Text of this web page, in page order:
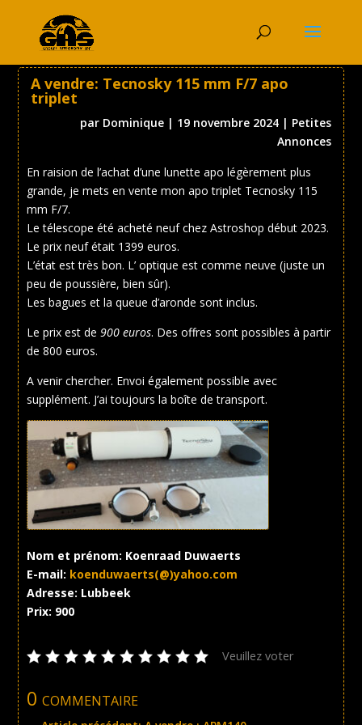
A vendre: Tecnosky 115 mm F/7 apo
triplet
par Dominique| 19 novembre 2024| Petites
Annonces
En raision de l’achat d’une lunette apo légèrement plus
grande, je mets en vente mon apo triplet Tecnosky 115
mm F/7.
Le télescope été acheté neuf chez Astroshop début 2023.
Le prix neuf était 1399 euros.
L’état est très bon. L’ optique est comme neuve (juste un
peu de poussière, bien sûr).
Les bagues et la queue d’aronde sont inclus.
Le prix est de900 euros. Des offres sont possibles à partir
de 800 euros.
A venir chercher. Envoi également possible avec
supplément. J’ai toujours la boîte de transport.
Nom et prénom: Koenraad Duwaerts
E-mail: koenduwaerts(@)yahoo.com
Adresse: Lubbeek
Prix: 900
Veuillez voter
0 commentaire